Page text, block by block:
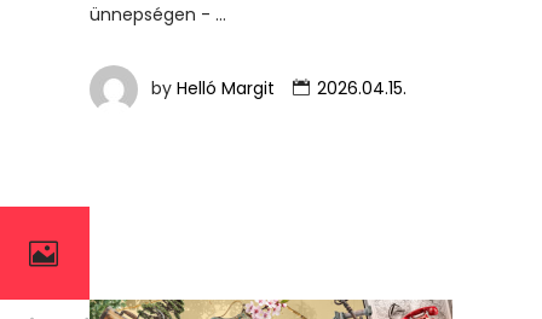
ünnepségen -
by Helló Margit 2026.04.15.